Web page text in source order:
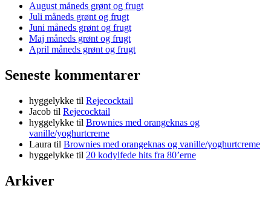
August måneds grønt og frugt
Juli måneds grønt og frugt
Juni måneds grønt og frugt
Maj måneds grønt og frugt
April måneds grønt og frugt
Seneste kommentarer
hyggelykke til Rejecocktail
Jacob til Rejecocktail
hyggelykke til Brownies med orangeknas og
vanille/yoghurtcreme
Laura til Brownies med orangeknas og vanille/yoghurtcreme
hyggelykke til 20 kodylfede hits fra 80’erne
Arkiver